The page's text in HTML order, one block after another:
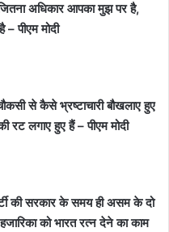
अधिकार आपका मुझ पर है,
– पीएम मोदी
से कैसे भ्रष्टाचारी बौखलाए हुए
रट लगाए हुए हैं – पीएम मोदी
की सरकार के समय ही असम के दो
को भारत रत्न देने का काम